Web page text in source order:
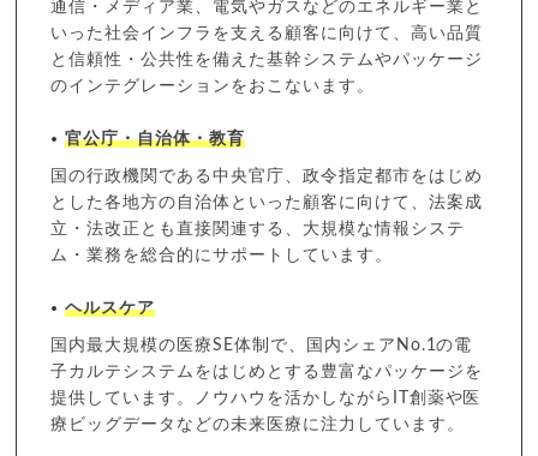
通信・メディア業、電気やガスなどのエネルギー業と
いった社会インフラを支える顧客に向けて、高い品質
と信頼性・公共性を備えた基幹システムやパッケージ
のインテグレーションをおこないます。
官公庁・自治体・教育
国の行政機関である中央官庁、政令指定都市をはじめ
とした各地方の自治体といった顧客に向けて、法案成
立・法改正とも直接関連する、大規模な情報システ
ム・業務を総合的にサポートしています。
ヘルスケア
国内最大規模の医療SE体制で、国内シェアNo.1の電
子カルテシステムをはじめとする豊富なパッケージを
提供しています。ノウハウを活かしながらIT創薬や医
療ビッグデータなどの未来医療に注力しています。